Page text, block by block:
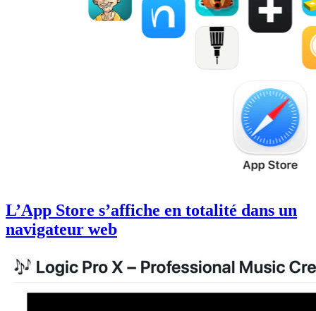
L’App Store s’affiche en totalité dans un
navigateur web